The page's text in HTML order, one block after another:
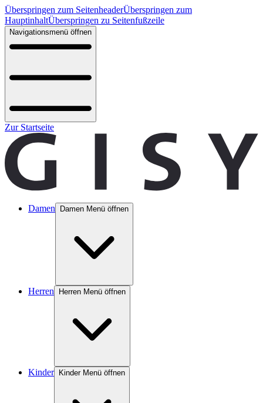
Überspringen zum SeitenheaderÜberspringen zum
HauptinhaltÜberspringen zu Seitenfußzeile
Navigationsmenü öffnen
Zur Startseite
Damen Damen Menü öffnen
Herren Herren Menü öffnen
Kinder Kinder Menü öffnen